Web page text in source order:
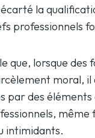
la
professionnels
que, lorsque
moral,
par des
intimidants.